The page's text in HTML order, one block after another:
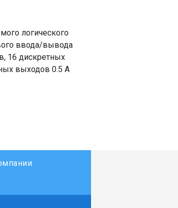
логического
ввода/вывода
16 дискретных
выходов 0.5 А